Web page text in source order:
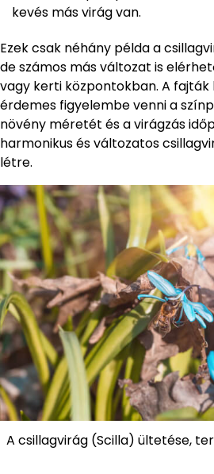
kevés más virág van.
Ezek csak néhány példa a
de számos más változat is
vagy kerti központokban. A fajták
érdemes figyelembe venni a
növény méretét és a virágzás
harmonikus és változatos
létre.
A csillagvirág (Scilla) ültetése,